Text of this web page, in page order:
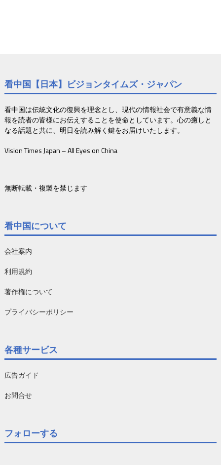
看中国【日本】ビジョンタイムズ・ジャパン
看中国は伝統文化の復興を理念とし、現代の情報社会で有意義な情
報を読者の皆様にお伝えすることを使命としています。心の癒しと
なる話題と共に、明日を読み解く鍵をお届けいたします。
Vision Times Japan – All Eyes on China
無断転載・複製を禁じます
看中国について
会社案内
利用規約
著作権について
プライバシーポリシー
各種サービス
広告ガイド
お問合せ
フォローする